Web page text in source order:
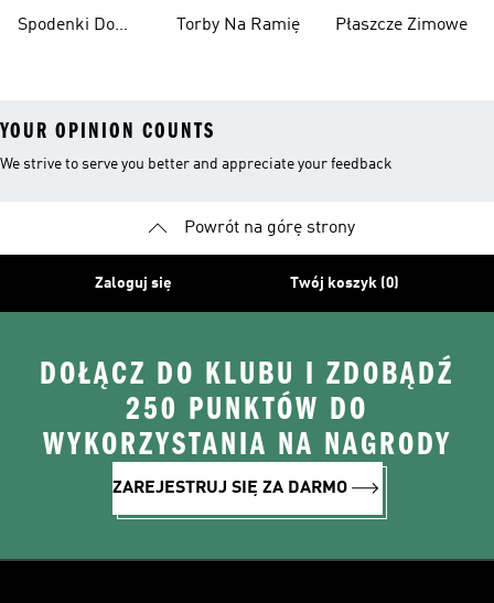
Spodenki Do
Torby Na Ramię Płaszcze Zimowe
YOUR OPINION COUNTS
We strive to serve you better and appreciate your feedback
Powrót na górę strony
Zaloguj się Twój koszyk (0)
DOŁĄCZ DO KLUBU I ZDOBĄDŹ
250 PUNKTÓW DO
WYKORZYSTANIA NA NAGRODY
ZAREJESTRUJ SIĘ ZA DARMO